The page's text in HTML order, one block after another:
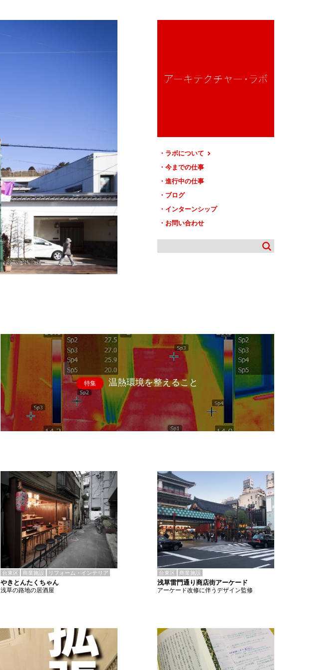
ラボについて
今までの仕事
進行中の仕事
ブログ
インターンシップ
お問い合わせ
特集 温熱環境を整えること
台東区 商業施設 リフォーム・インテリア
やきとんたくちゃん
浅草の路地の居酒屋
台東区 商業施設
浅草雷門通り商店街アーケード
アーケード改修に伴うデザイン監修